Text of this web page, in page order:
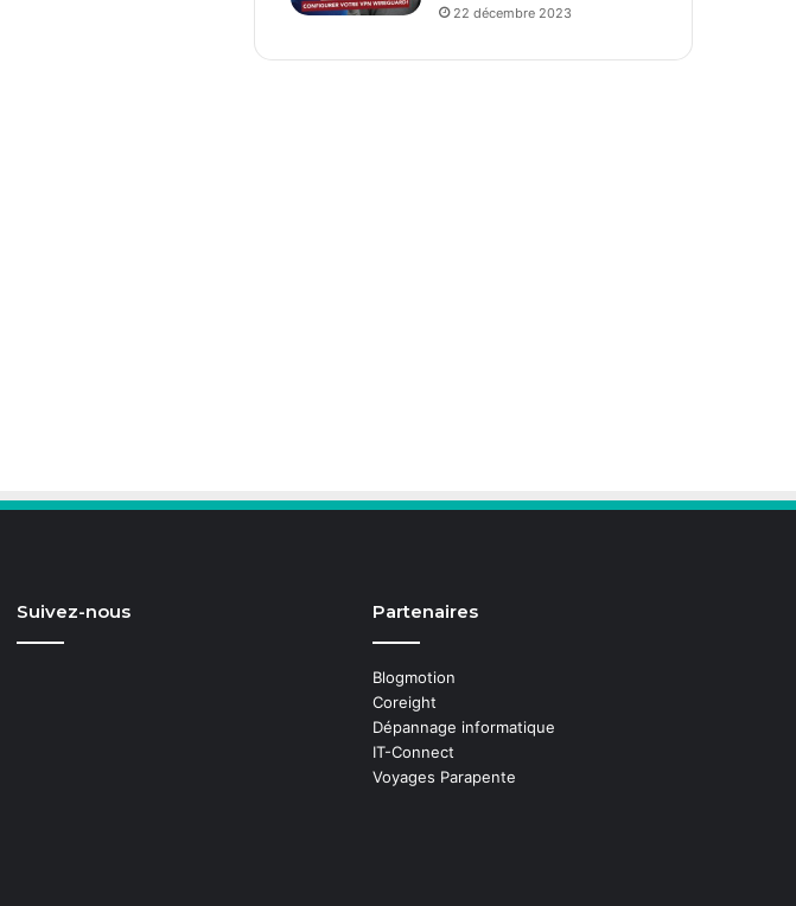
22 décembre 2023
Suivez-nous Partenaires
Blogmotion
Coreight
Dépannage informatique
IT-Connect
Voyages Parapente